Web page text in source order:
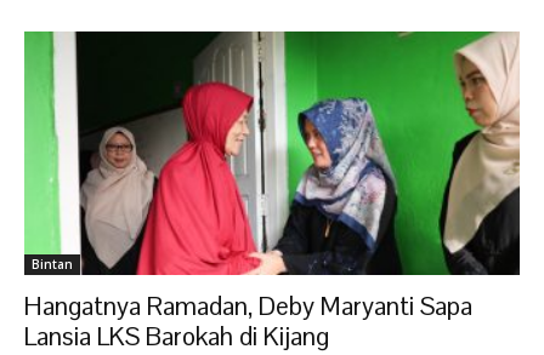
Bintan
Hangatnya Ramadan, Deby Maryanti Sapa
Lansia LKS Barokah di Kijang